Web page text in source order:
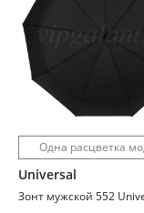
Одна расцветка
Universal